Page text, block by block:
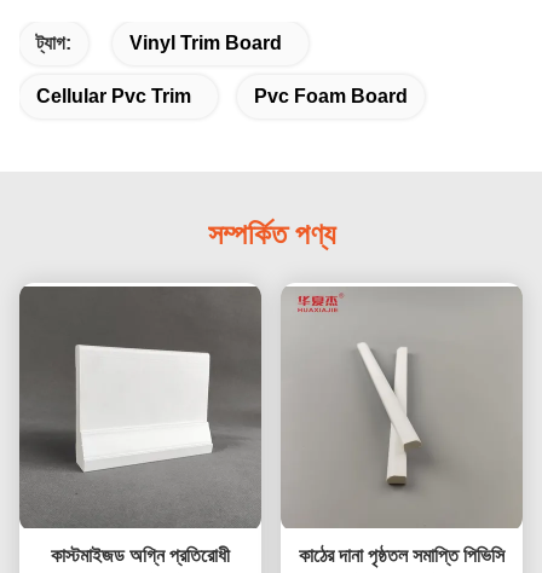
ট্যাগ: Vinyl Trim Board
Cellular Pvc Trim Pvc Foam Board
সম্পর্কিত পণ্য
কাস্টমাইজড অগ্নি প্রতিরোধী
কাঠের দানা পৃষ্ঠতল সমাপ্তি পিভিসি